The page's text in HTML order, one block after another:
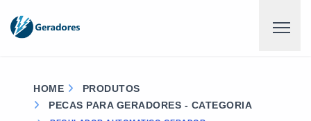
HOME
PRODUTOS
PECAS PARA GERADORES - CATEGORIA